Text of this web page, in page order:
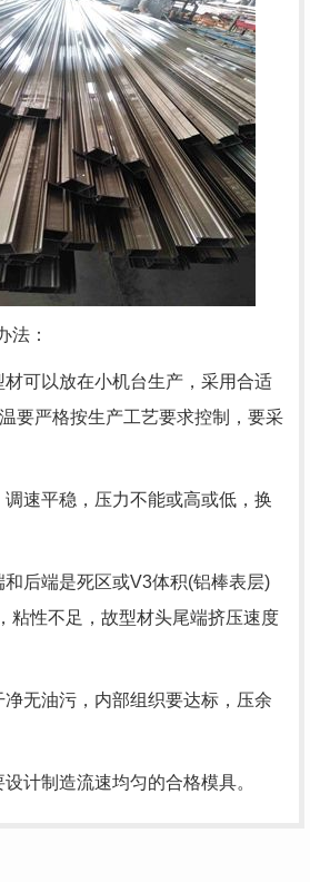
法：
可以放在小机台生产，采用合适
要严格按生产工艺要求控制，要采
速平稳，压力不能或高或低，换
后端是死区或V3体积(铝棒表层)
粘性不足，故型材头尾端挤压速度
无油污，内部组织要达标，压余
计制造流速均匀的合格模具。